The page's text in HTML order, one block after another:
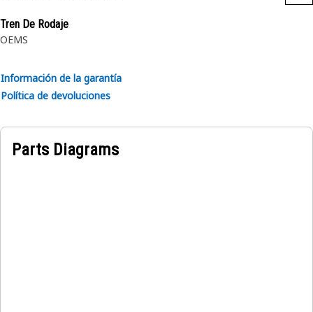
Tren De Rodaje
OEMS
Información de la garantía
Política de devoluciones
Parts Diagrams